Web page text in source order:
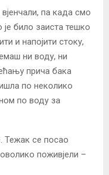
па када смо
било заиста тешко
и напојити стоку,
ни воду, ни
прича бака
по неколико
по воду за
Тежак се посао
поживјели –